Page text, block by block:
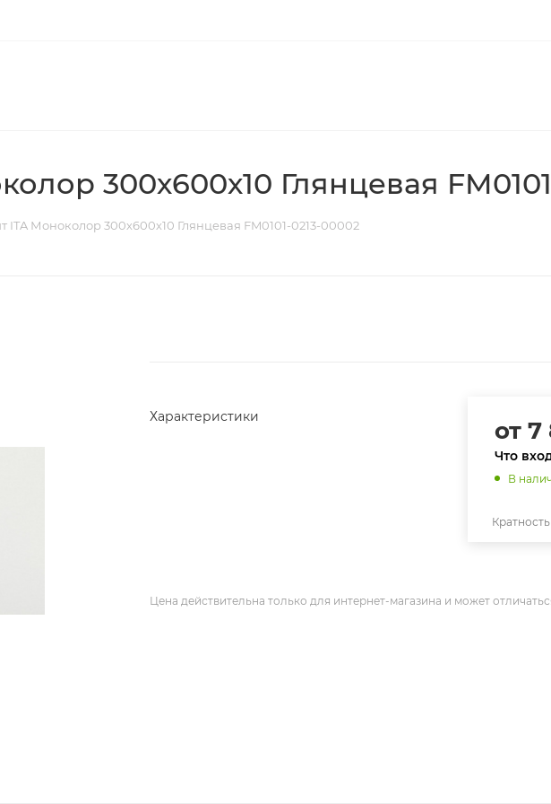
300х600х10 Глянцевая
ITA Моноколор 300х600х10 Глянцевая FM0101-0213-00002
Характеристики от 7
Что
В
Цена действительна только для интернет-магазина и может